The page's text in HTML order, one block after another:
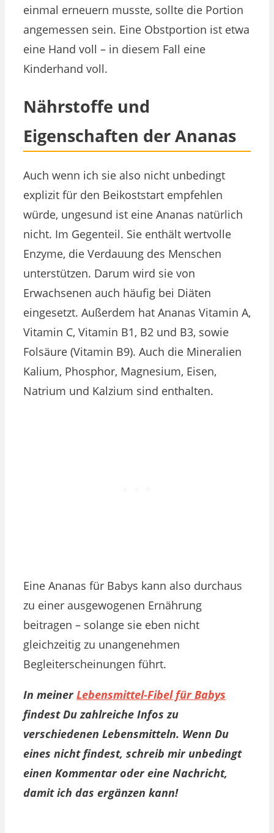
einmal erneuern musste, sollte die Portion
angemessen sein. Eine Obstportion ist etwa
eine Hand voll – in diesem Fall eine
Kinderhand voll.
Nährstoffe und
Eigenschaften der Ananas
Auch wenn ich sie also nicht unbedingt
explizit für den Beikoststart empfehlen
würde, ungesund ist eine Ananas natürlich
nicht. Im Gegenteil. Sie enthält wertvolle
Enzyme, die Verdauung des Menschen
unterstützen. Darum wird sie von
Erwachsenen auch häufig bei Diäten
eingesetzt. Außerdem hat Ananas Vitamin A,
Vitamin C, Vitamin B1, B2 und B3, sowie
Folsäure (Vitamin B9). Auch die Mineralien
Kalium, Phosphor, Magnesium, Eisen,
Natrium und Kalzium sind enthalten.
Eine Ananas für Babys kann also durchaus
zu einer ausgewogenen Ernährung
beitragen – solange sie eben nicht
gleichzeitig zu unangenehmen
Begleiterscheinungen führt.
In meinerLebensmittel-Fibel für Babys
findest Du zahlreiche Infos zu
verschiedenen Lebensmitteln. Wenn Du
eines nicht findest, schreib mir unbedingt
einen Kommentar oder eine Nachricht,
damit ich das ergänzen kann!